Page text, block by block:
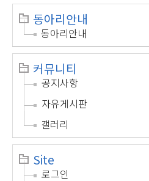
동아리안내
동아리안내
커뮤니티
공지사항
자유게시판
갤러리
Site
로그인